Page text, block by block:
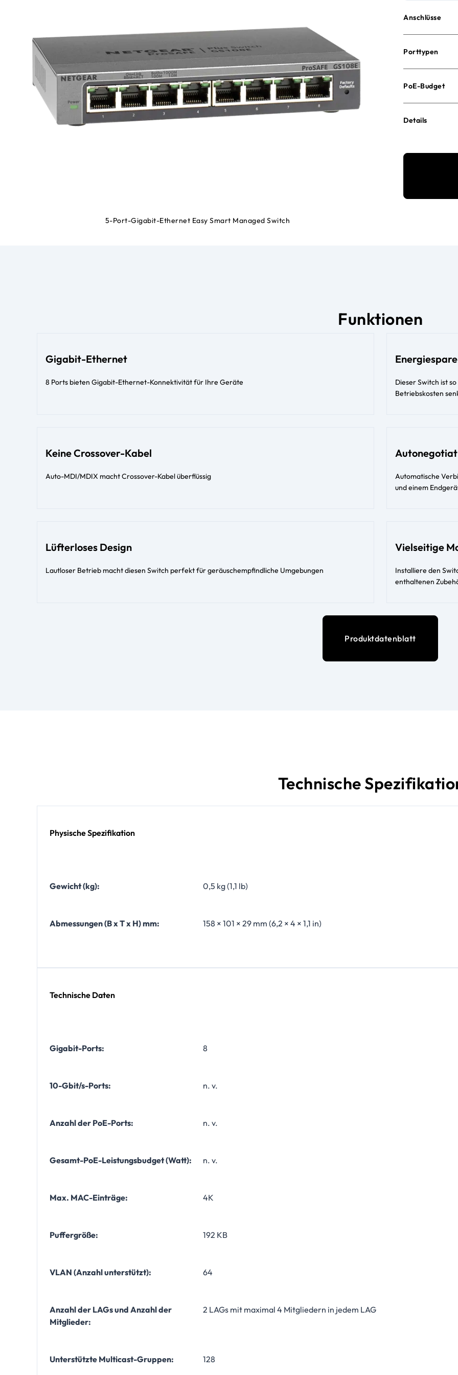
5-Port-Gigabit-Ethernet Easy Smart Managed Switch
Anschlüsse
Porttypen
PoE-Budget
Details
Funktionen
Gigabit-Ethernet
8 Ports bieten Gigabit-Ethernet-Konnektivität für Ihre Geräte
Dieser Switch ist
Betriebskosten
Keine Crossover-Kabel
Auto-MDI/MDIX macht Crossover-Kabel überflüssig
Automatische
und einem
Lüfterloses Design
Lautloser Betrieb macht diesen Switch perfekt für geräuschempfindliche Umgebungen
Vielseitige
Installiere den
enthaltenen
Produktdatenblatt
Technische
Physische Spezifikation
Gewicht (kg): 0,5 kg (1,1 lb)
Abmessungen (B x T x H) mm: 158 × 101 × 29 mm (6,2 × 4 × 1,1 in)
Technische Daten
Gigabit-Ports: 8
10-Gbit/s-Ports: n. v.
Anzahl der PoE-Ports: n. v.
Gesamt-PoE-Leistungsbudget (Watt): n. v.
Max. MAC-Einträge: 4K
Puffergröße: 192 KB
VLAN (Anzahl unterstützt): 64
Anzahl der LAGs und Anzahl der
Mitglieder:
2 LAGs mit maximal 4 Mitgliedern in jedem LAG
Unterstützte Multicast-Gruppen: 128